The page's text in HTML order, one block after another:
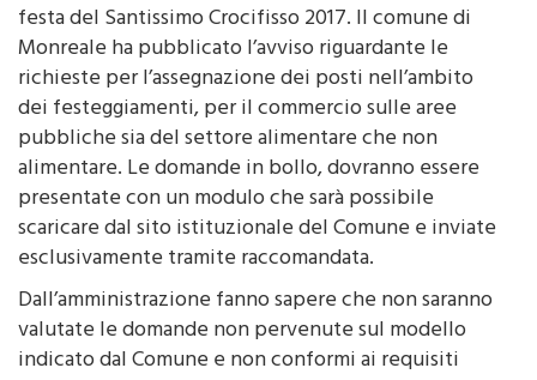
Si mette in moto la macchina organizzativa della
festa del Santissimo Crocifisso 2017. Il comune di
Monreale ha pubblicato l’avviso riguardante le
richieste per l’assegnazione dei posti nell’ambito
dei festeggiamenti, per il commercio sulle aree
pubbliche sia del settore alimentare che non
alimentare. Le domande in bollo, dovranno essere
presentate con un modulo che sarà possibile
scaricare dal sito istituzionale del Comune e inviate
esclusivamente tramite raccomandata.
Dall’amministrazione fanno sapere che non saranno
valutate le domande non pervenute sul modello